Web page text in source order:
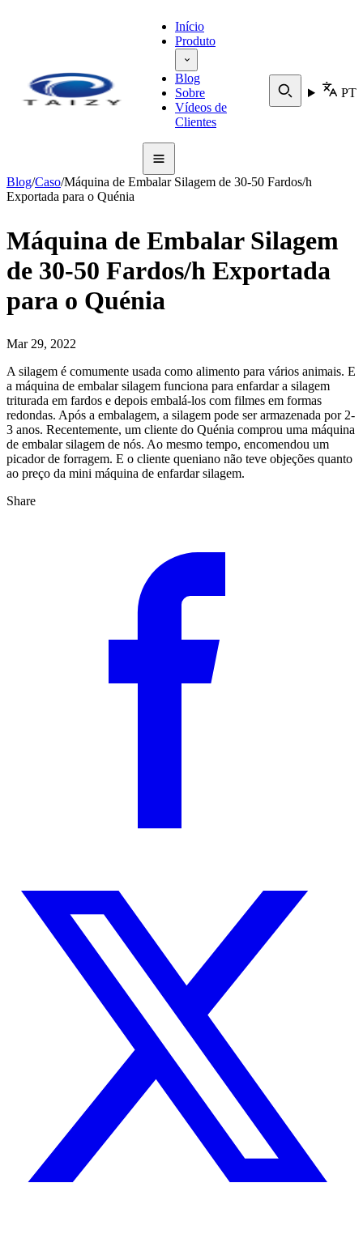
Início
Produto
Blog
Sobre
Vídeos de
Clientes
PT
Blog/Caso/Máquina de Embalar Silagem de 30-50 Fardos/h
Exportada para o Quénia
Máquina de Embalar Silagem
de 30-50 Fardos/h Exportada
para o Quénia
Mar 29, 2022
A silagem é comumente usada como alimento para vários animais. E
a máquina de embalar silagem funciona para enfardar a silagem
triturada em fardos e depois embalá-los com filmes em formas
redondas. Após a embalagem, a silagem pode ser armazenada por 2-
3 anos. Recentemente, um cliente do Quénia comprou uma máquina
de embalar silagem de nós. Ao mesmo tempo, encomendou um
picador de forragem. E o cliente queniano não teve objeções quanto
ao preço da mini máquina de enfardar silagem.
Share